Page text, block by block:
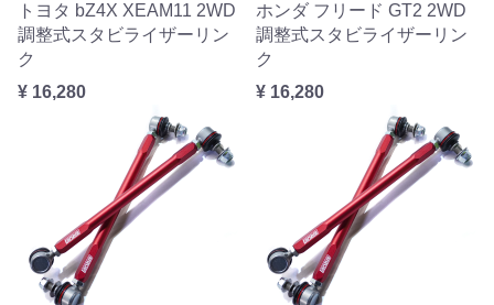
トヨタ bZ4X XEAM11 2WD
調整式スタビライザーリン
ク
¥ 16,280
ホンダ フリード GT2 2WD
調整式スタビライザーリン
ク
¥ 16,280